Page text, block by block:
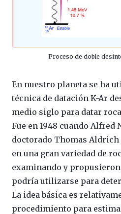
Proceso de doble
En nuestro planeta se ha
técnica de datación K-Ar
medio siglo para datar
Fue en 1948 cuando Alfred
doctorado Thomas
en una gran variedad de
examinando y propusieron
podría utilizarse para
La idea básica es
procedimiento para